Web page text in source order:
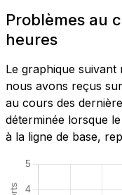
Problèmes au
heures
Le graphique
nous avons reçus
au cours des
déterminée lorsque
à la ligne de base,